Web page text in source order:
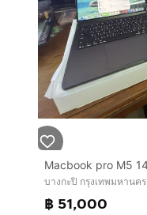
บางกะปิ กรุงเทพมหานคร
฿ 51,000